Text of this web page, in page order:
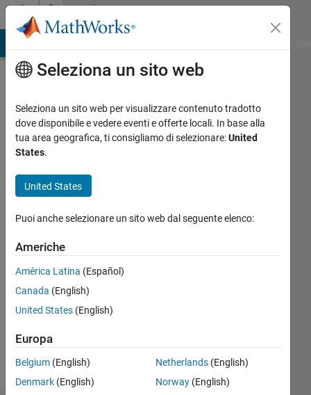
Vai al contenutoCommunity
Profile
Paul
seen: 1
giorno
Attivo
Followers:
Following:
Follow
Seleziona un sito web
Seleziona un sito web per visualizzare contenuto tradotto
dove disponibile e vedere eventi e offerte locali. In base alla
tua area geografica, ti consigliamo di selezionare:United
States.
United States
Puoi anche selezionare un sito web dal seguente elenco:
Americhe
América Latina (Español)
Canada (English)
United States (English)
Europa
Belgium (English)
Denmark (English)
Netherlands(English)
Norway(English)